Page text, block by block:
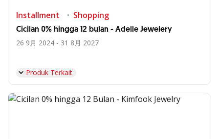
Installment Shopping
Cicilan 0% hingga 12 bulan - Adelle Jewelery
26 9月 2024 - 31 8月 2027
Produk Terkait